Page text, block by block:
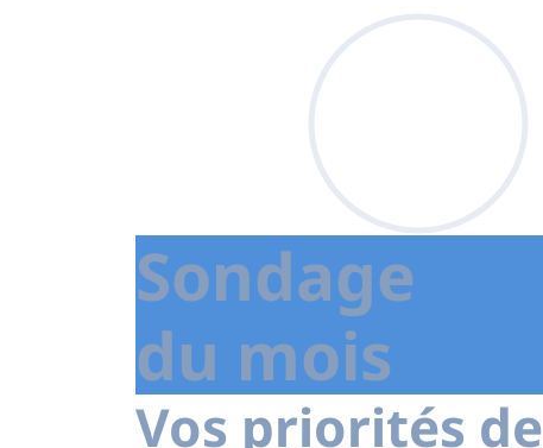
Sondage
du mois
Vos priorités